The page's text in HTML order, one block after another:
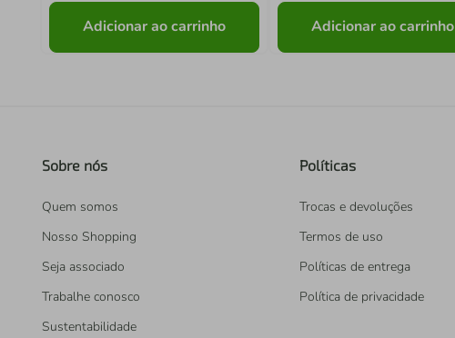
Adicionar ao carrinho Adicionar ao carrinho
Sobre nós
Quem somos
Nosso Shopping
Seja associado
Trabalhe conosco
Sustentabilidade
Políticas
Trocas e devoluções
Termos de uso
Políticas de entrega
Política de privacidade